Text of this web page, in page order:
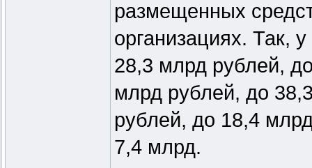
размещенных
организациях. Так,
28,3 млрд рублей,
млрд рублей, до
рублей, до 18,4
7,4 млрд.